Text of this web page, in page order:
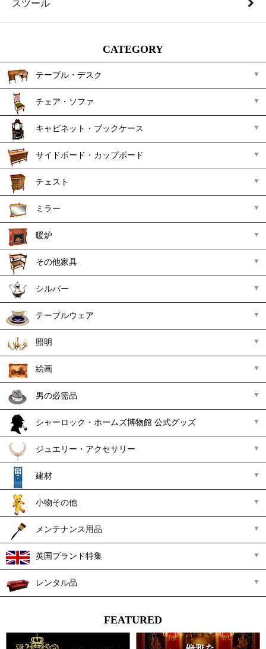
スツール
CATEGORY
テーブル・デスク
チェア・ソファ
キャビネット・ブックケース
サイドボード・カップボード
チェスト
ミラー
暖炉
その他家具
シルバー
テーブルウェア
照明
絵画
男の必需品
シャーロック・ホームズ博物館 公式グッズ
ジュエリー・アクセサリー
建材
小物その他
メンテナンス用品
英国ブランド特集
レンタル品
FEATURED